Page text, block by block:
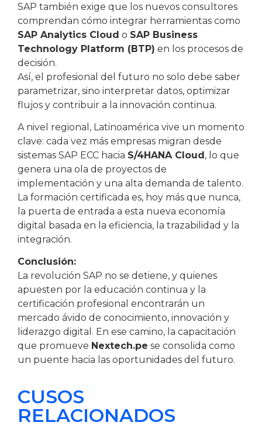
SAP también exige que los nuevos consultores
comprendan cómo integrar herramientas como
SAP Analytics Cloud o SAP Business
Technology Platform (BTP) en los procesos de
decisión.
Así, el profesional del futuro no solo debe saber
parametrizar, sino interpretar datos, optimizar
flujos y contribuir a la innovación continua.
A nivel regional, Latinoamérica vive un momento
clave: cada vez más empresas migran desde
sistemas SAP ECC hacia S/4HANA Cloud, lo que
genera una ola de proyectos de
implementación y una alta demanda de talento.
La formación certificada es, hoy más que nunca,
la puerta de entrada a esta nueva economía
digital basada en la eficiencia, la trazabilidad y la
integración.
Conclusión:
La revolución SAP no se detiene, y quienes
apuesten por la educación continua y la
certificación profesional encontrarán un
mercado ávido de conocimiento, innovación y
liderazgo digital. En ese camino, la capacitación
que promueve Nextech.pe se consolida como
un puente hacia las oportunidades del futuro.
CUSOS
RELACIONADOS